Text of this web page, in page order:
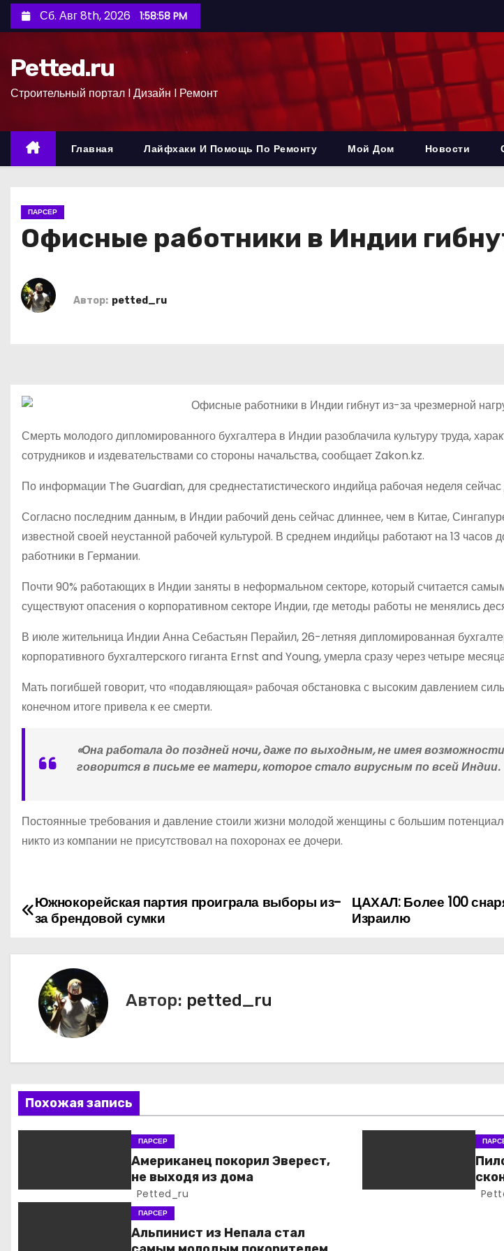
е
с
Сб. Авг 8th, 2026 1:58:59 PM
Petted.ru
Строительный портал l Дизайн l Ремонт
Главная Лайфхаки И Помощь По Ремонту Мой Дом Новости
ПАРСЕР
Офисные работники в Индии
Автор: petted_ru
Смерть молодого дипломированного бухгалтера в Индии разоблачила культуру труда,
сотрудников и издевательствами со стороны начальства, сообщает Zakon.kz.
По информации The Guardian, для среднестатистического индийца рабочая неделя
Согласно последним данным, в Индии рабочий день сейчас длиннее, чем в Китае,
известной своей неустанной рабочей культурой. В среднем индийцы работают на 13
работники в Германии.
Почти 90% работающих в Индии заняты в неформальном секторе, который считается
существуют опасения о корпоративном секторе Индии, где методы работы не менялись
В июле жительница Индии Анна Себастьян Перайил, 26-летняя дипломированная
корпоративного бухгалтерского гиганта Ernst and Young, умерла сразу через четыре
Мать погибшей говорит, что «подавляющая» рабочая обстановка с высоким давлением
конечном итоге привела к ее смерти.
«Она работала до поздней ночи, даже по выходным, не имея
говорится в письме ее матери, которое стало вирусным по всей Индии.
Постоянные требования и давление стоили жизни молодой женщины с большим
никто из компании не присутствовал на похоронах ее дочери.
Н
ц
и
о
ЦАХАЛ: Более 100
Израилю
Южнокорейская партия проиграла выборы из-
за брендовой сумки
Автор: petted_ru
Похожая запись
ПАРСЕР
Американец покорил Эверест,
не выходя из дома
Petted_ru
ПАРСЕР
Альпинист из Непала стал